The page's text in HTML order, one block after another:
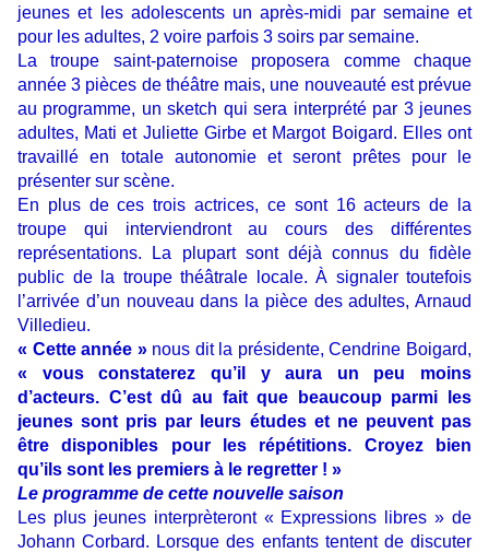
jeunes et les adolescents un après-midi par semaine et
pour les adultes, 2 voire parfois 3 soirs par semaine.
La troupe saint-paternoise proposera comme chaque
année 3 pièces de théâtre mais, une nouveauté est prévue
au programme, un sketch qui sera interprété par 3 jeunes
adultes, Mati et Juliette Girbe et Margot Boigard. Elles ont
travaillé en totale autonomie et seront prêtes pour le
présenter sur scène.
En plus de ces trois actrices, ce sont 16 acteurs de la
troupe qui interviendront au cours des différentes
représentations. La plupart sont déjà connus du fidèle
public de la troupe théâtrale locale. À signaler toutefois
l’arrivée d’un nouveau dans la pièce des adultes, Arnaud
Villedieu.
« Cette année »nous dit la présidente, Cendrine Boigard,
« vous constaterez qu’il y aura un peu moins
d’acteurs. C’est dû au fait que beaucoup parmi les
jeunes sont pris par leurs études et ne peuvent pas
être disponibles pour les répétitions. Croyez bien
qu’ils sont les premiers à le regretter ! »
Le programme de cette nouvelle saison
Les plus jeunes interprèteront « Expressions libres » de
Johann Corbard. Lorsque des enfants tentent de discuter